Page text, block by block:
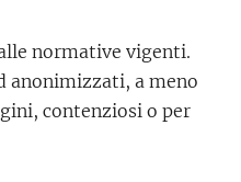
normative vigenti.
anonimizzati, a meno
contenziosi o per